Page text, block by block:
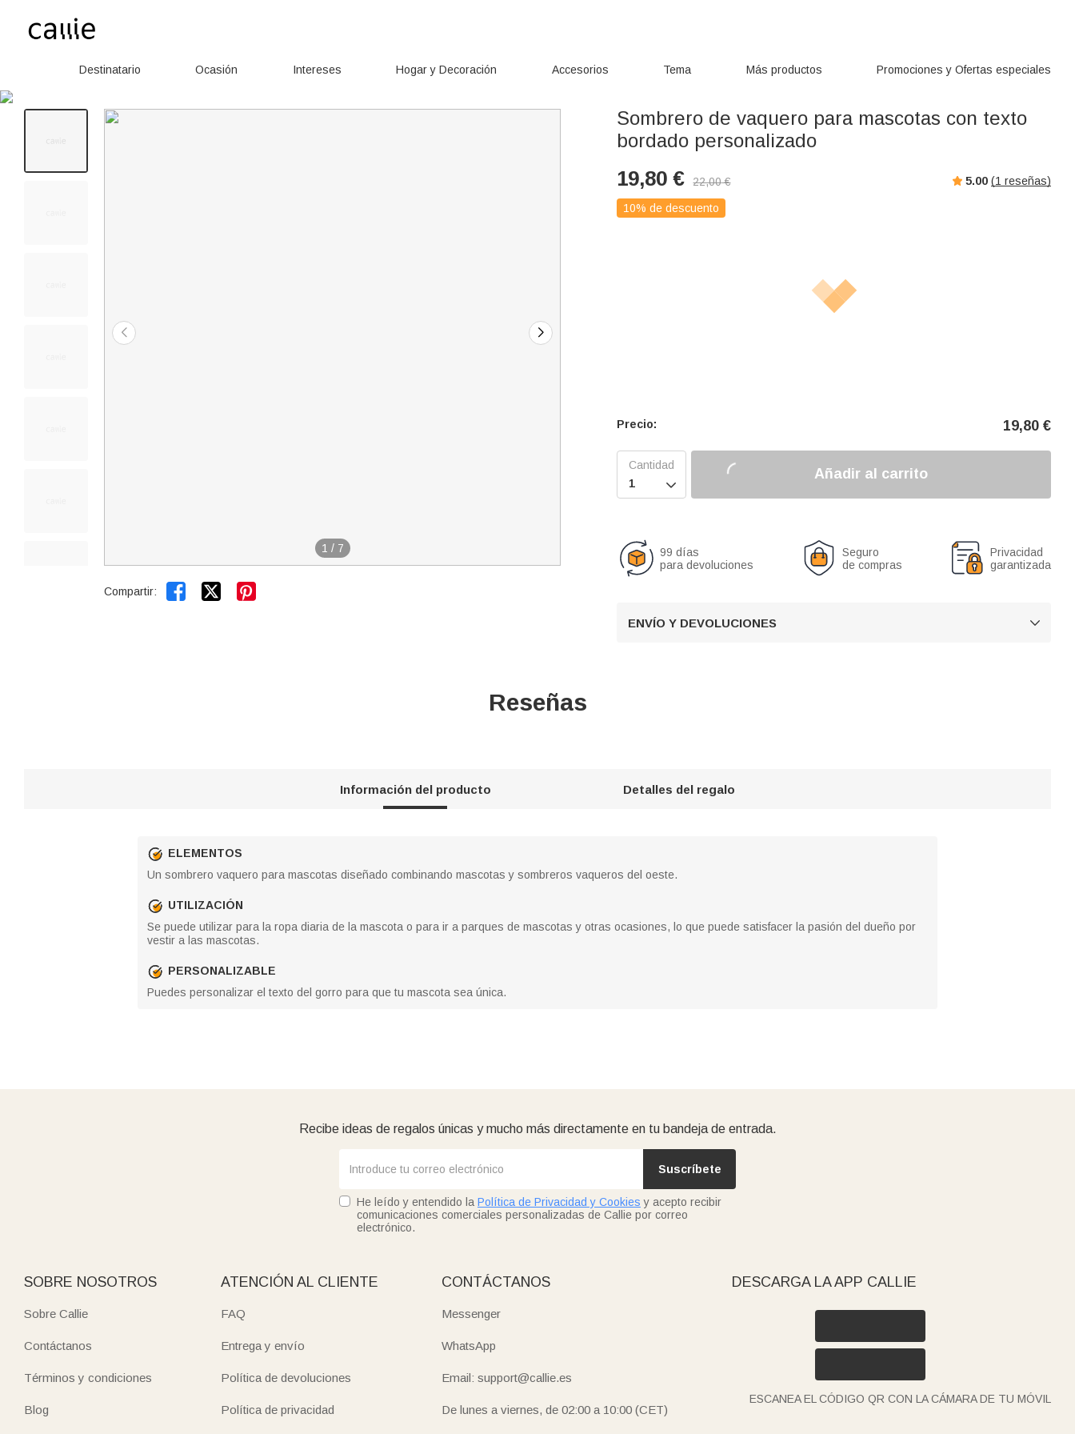
Destinatario Ocasión Intereses Hogar y Decoración Accesorios Tema Más productos Promociones y Ofertas especiales
1 / 7
Compartir:  
Sombrero de vaquero para mascotas con texto
bordado personalizado
19,80 € 22,00€ 5.00 (1 reseñas)
10% de descuento
Precio: 19,80 €

Añadir al carrito
99 días
para devoluciones
Seguro
de compras
Privacidad
garantizada
ENVÍO Y DEVOLUCIONES 
Reseñas
Información del producto Detalles del regalo
ELEMENTOS
Un sombrero vaquero para mascotas diseñado combinando mascotas y sombreros vaqueros del oeste.
UTILIZACIÓN
Se puede utilizar para la ropa diaria de la mascota o para ir a parques de mascotas y otras ocasiones, lo que puede satisfacer la pasión del dueño por
vestir a las mascotas.
PERSONALIZABLE
Puedes personalizar el texto del gorro para que tu mascota sea única.
Recibe ideas de regalos únicas y mucho más directamente en tu bandeja de entrada.
Suscríbete
He leído y entendido la Política de Privacidad y Cookies y acepto recibir
comunicaciones comerciales personalizadas de Callie por correo
electrónico.
SOBRE NOSOTROS
Sobre Callie
Contáctanos
Términos y condiciones
Blog
ATENCIÓN AL CLIENTE
FAQ
Entrega y envío
Política de devoluciones
Política de privacidad
CONTÁCTANOS
Messenger
WhatsApp
Email: support@callie.es
De lunes a viernes, de 02:00 a 10:00 (CET)
DESCARGA LA APP CALLIE
ESCANEA EL CÓDIGO QR CON LA CÁMARA DE TU MÓVIL